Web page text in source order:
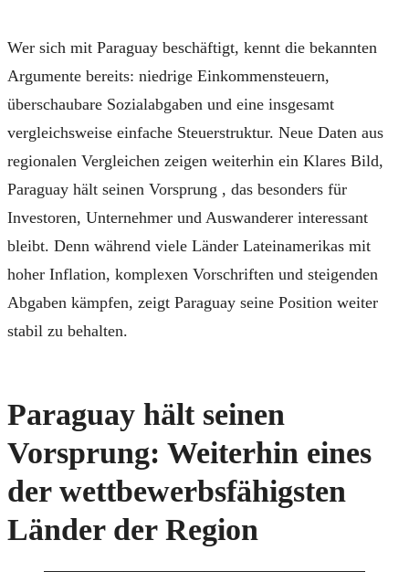
Wer sich mit Paraguay beschäftigt, kennt die bekannten
Argumente bereits: niedrige Einkommensteuern,
überschaubare Sozialabgaben und eine insgesamt
vergleichsweise einfache Steuerstruktur. Neue Daten aus
regionalen Vergleichen zeigen weiterhin ein Klares Bild,
Paraguay hält seinen Vorsprung , das besonders für
Investoren, Unternehmer und Auswanderer interessant
bleibt. Denn während viele Länder Lateinamerikas mit
hoher Inflation, komplexen Vorschriften und steigenden
Abgaben kämpfen, zeigt Paraguay seine Position weiter
stabil zu behalten.
Paraguay hält seinen
Vorsprung: Weiterhin eines
der wettbewerbsfähigsten
Länder der Region